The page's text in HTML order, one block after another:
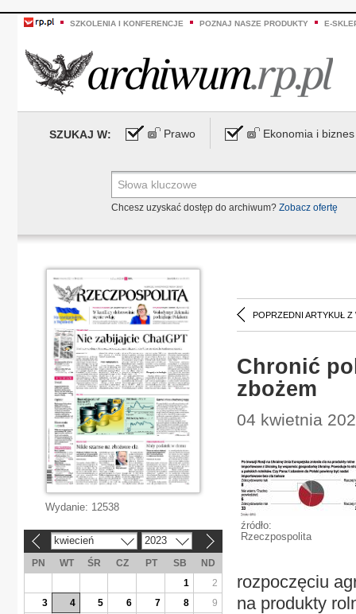
SZKOLENIA I KONFERENCJE POZNAJ NASZE PRODUKTY E-
SZUKAJ W: Prawo Ekonomia i biznes
Chcesz uzyskać dostęp do archiwum? Zobacz ofertę
POPRZEDNI ARTYKUŁ Z
Chronić
zbożem
04 kwietnia
źródło:
Rzeczpospolita
rozpoczęciu
na produkty
Wydanie: 12538
kwiecień 2023
PN WT ŚR CZ PT SB
ND
1
2
3
4 5 6 7 8
9